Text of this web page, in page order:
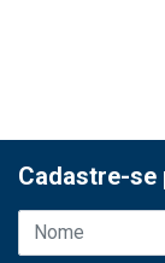
Cadastre-se